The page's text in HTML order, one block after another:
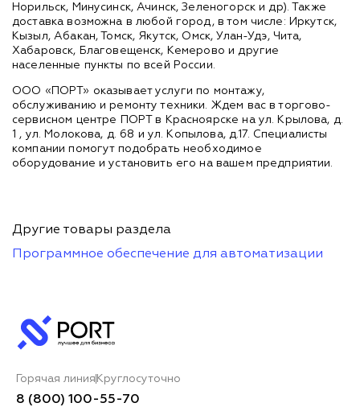
Норильск, Минусинск, Ачинск, Зеленогорск и др). Также
доставка возможна в любой город, в том числе: Иркутск,
Кызыл, Абакан, Томск, Якутск, Омск, Улан-Удэ, Чита,
Хабаровск, Благовещенск, Кемерово и другие
населенные пункты по всей России.
ООО «ПОРТ» оказывает услуги по монтажу,
обслуживанию и ремонту техники. Ждем вас в торгово-
сервисном центре ПОРТ в Красноярске на ул. Крылова, д.
1 , ул. Молокова, д. 68 и ул. Копылова, д.17. Специалисты
компании помогут подобрать необходимое
оборудование и установить его на вашем предприятии.
Другие товары раздела
Программное обеспечение для автоматизации
Горячая линия Круглосуточно
8 (800) 100-55-70